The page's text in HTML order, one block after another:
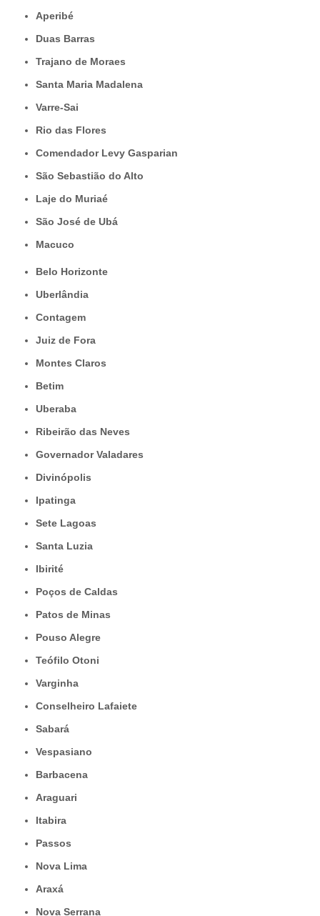
Aperibé
Duas Barras
Trajano de Moraes
Santa Maria Madalena
Varre-Sai
Rio das Flores
Comendador Levy Gasparian
São Sebastião do Alto
Laje do Muriaé
São José de Ubá
Macuco
Belo Horizonte
Uberlândia
Contagem
Juiz de Fora
Montes Claros
Betim
Uberaba
Ribeirão das Neves
Governador Valadares
Divinópolis
Ipatinga
Sete Lagoas
Santa Luzia
Ibirité
Poços de Caldas
Patos de Minas
Pouso Alegre
Teófilo Otoni
Varginha
Conselheiro Lafaiete
Sabará
Vespasiano
Barbacena
Araguari
Itabira
Passos
Nova Lima
Araxá
Nova Serrana